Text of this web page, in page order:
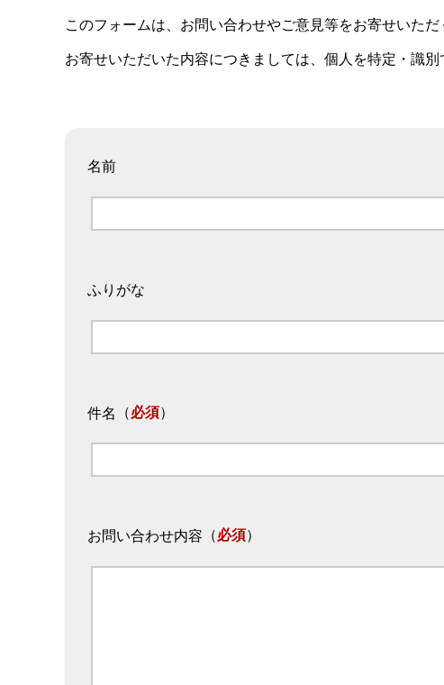
このフォームは、お問い合わせやご意見等をお寄せいた
お寄せいただいた内容につきましては、個人を特定・識
名前
ふりがな
件名 （必須）
お問い合わせ内容 （必須）